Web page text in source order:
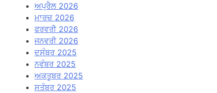
ਅਪ੍ਰੈਲ 2026
ਮਾਰਚ 2026
ਫਰਵਰੀ 2026
ਜਨਵਰੀ 2026
ਦਸੰਬਰ 2025
ਨਵੰਬਰ 2025
ਅਕਤੂਬਰ 2025
ਸਤੰਬਰ 2025